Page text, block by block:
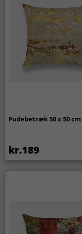
Pudebetræk 50 x 50 cm
kr.189